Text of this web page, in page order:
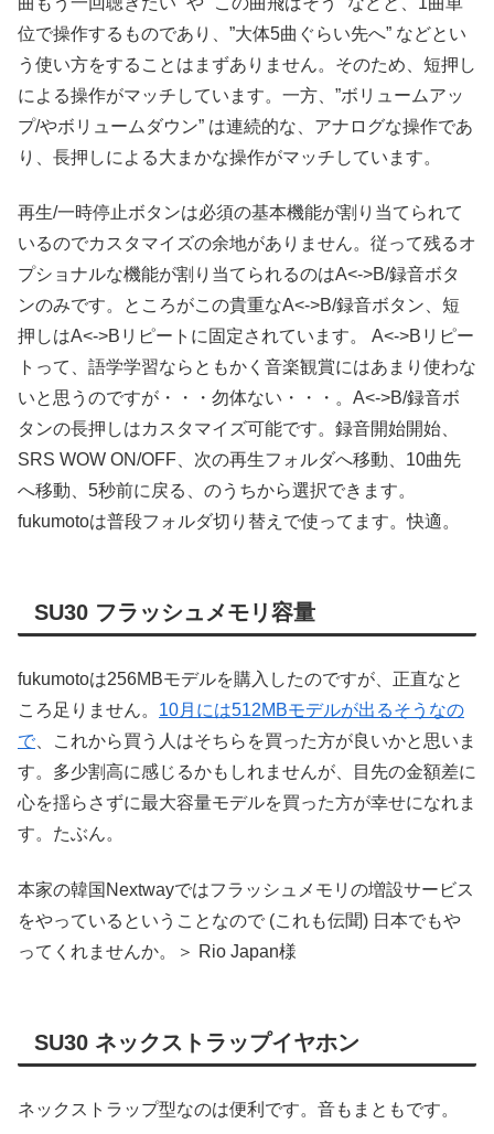
位で操作するものであり、”大体5曲ぐらい先へ” などとい
う使い方をすることはまずありません。そのため、短押し
による操作がマッチしています。一方、”ボリュームアッ
プ/やボリュームダウン” は連続的な、アナログな操作であ
り、長押しによる大まかな操作がマッチしています。
再生/一時停止ボタンは必須の基本機能が割り当てられて
いるのでカスタマイズの余地がありません。従って残るオ
プショナルな機能が割り当てられるのはA<->B/録音ボタ
ンのみです。ところがこの貴重なA<->B/録音ボタン、短
押しはA<->Bリピートに固定されています。 A<->Bリピー
トって、語学学習ならともかく音楽観賞にはあまり使わな
いと思うのですが・・・勿体ない・・・。A<->B/録音ボ
タンの長押しはカスタマイズ可能です。録音開始開始、
SRS WOW ON/OFF、次の再生フォルダへ移動、10曲先
へ移動、5秒前に戻る、のうちから選択できます。
fukumotoは普段フォルダ切り替えで使ってます。快適。
SU30 フラッシュメモリ容量
fukumotoは256MBモデルを購入したのですが、正直なと
ころ足りません。 10月には512MBモデルが出るそうなの
で、これから買う人はそちらを買った方が良いかと思いま
す。多少割高に感じるかもしれませんが、目先の金額差に
心を揺らさずに最大容量モデルを買った方が幸せになれま
す。たぶん。
本家の韓国Nextwayではフラッシュメモリの増設サービス
をやっているということなので (これも伝聞) 日本でもや
ってくれませんか。＞ Rio Japan様
SU30 ネックストラップイヤホン
ネックストラップ型なのは便利です。音もまともです。